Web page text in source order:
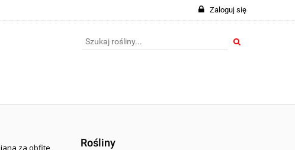
Zaloguj się
za obfite
Rośliny